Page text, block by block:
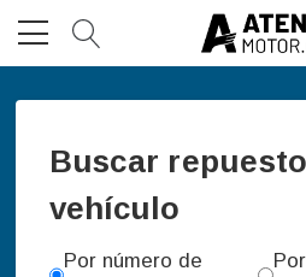
Buscar
vehículo
Por número de